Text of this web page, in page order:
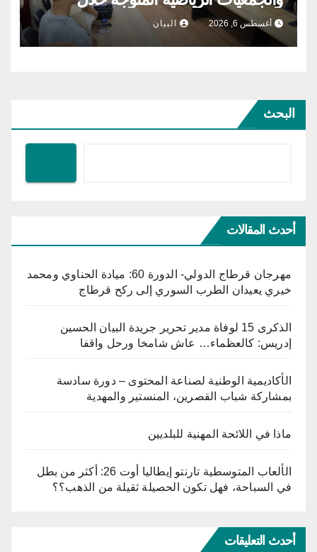
موسم 2025-2026
أغسطس 6, 2026 البيان
البحث
أحدث المقالات
مهرجان قرطاج الدولي- الدورة 60: ميادة الحناوي ومحمد
خيري يعيدان الطرب السوري إلى ركح قرطاج
الذكرى 15 لوفاة مدير تحرير جريدة البيان الحسين
إدريس: كالعظماء… عاش شامخا ورحل واقفا
الأكاديمية الوطنية لصناعة المحتوى – دورة سادسة
بمشاركة شباب القصرين، المنستير والمهدية
ماذا في اللائحة المهنية للبلديين
الألعاب المتوسطية تارنتو إيطاليا أوت 26: أكثر من بطل
في السباحة، فهل تكون الحصيلة ثقيلة من الذهب؟؟
أحدث التعليقات